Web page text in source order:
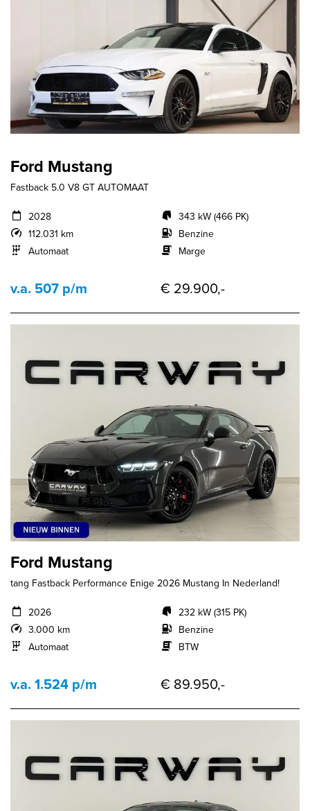
Ford Mustang
Fastback 5.0 V8 GT AUTOMAAT
2028
112.031 km
Automaat
343 kW (466 PK)
Benzine
Marge
v.a. 507 p/m € 29.900,-
Ford Mustang
tang Fastback Performance Enige 2026 Mustang In Nederland!
2026
3.000 km
Automaat
232 kW (315 PK)
Benzine
BTW
v.a. 1.524 p/m € 89.950,-